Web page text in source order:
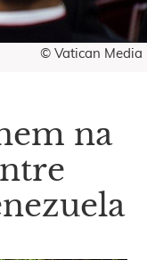
© Vatican Media
na